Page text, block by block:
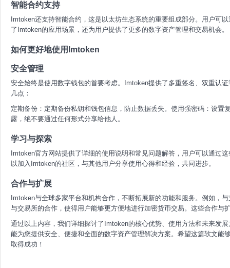
智能合约支持
Imtoken还支持智能合约，这是以太坊生态系统的重要组成部分。用户可
了Imtoken的应用场景，还为用户提供了更多的数字资产管理和交易机会。
如何更好地使用Imtoken
安全管理
安全始终是使用数字钱包的首要考虑。Imtoken提供了多重签名、双重认
几点：
定期备份：定期备份私钥和钱包信息，防止数据丢失。使用强密码：设
露，绝不要通过任何形式分享给他人。
学习与探索
Imtoken官方网站提供了详细的使用说明和常见问题解答，用户可以通过
以加入Imtoken的社区，与其他用户分享使用心得和经验，共同进步。
合作与扩展
Imtoken与全球多家平台和机构合作，不断拓展新的功能和服务。例如，
与交易所的合作，使得用户能够更方便地进行加密货币交易。这些合作与
通过以上内容，我们详细探讨了Imtoken的核心优势、使用方法和未来发
能为您提供安全、便捷和全面的数字资产管理解决方案。希望这篇软文
取得成功！